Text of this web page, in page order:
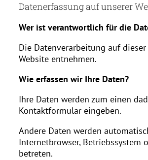
Datenerfassung auf unserer
Wer ist verantwortlich für die
Die Datenverarbeitung auf
Website entnehmen.
Wie erfassen wir Ihre Daten?
Ihre Daten werden zum einen
Kontaktformular eingeben.
Andere Daten werden
Internetbrowser, Betriebssystem
betreten.